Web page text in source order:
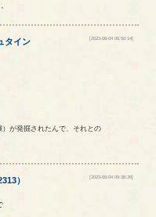
タイン
[2023-08-04 06:50:14]
が発掘されたんで、それとの
） [2023-08-04 09:38:39]